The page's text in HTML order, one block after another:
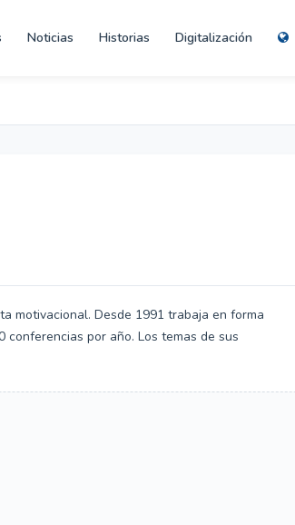
Noticias Historias Digitalización
motivacional. Desde 1991 trabaja en forma
por año. Los temas de sus